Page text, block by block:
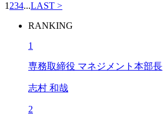
1 234...LAST >
RANKING
1
専務取締役 マネジメント本部長
志村 和哉
2